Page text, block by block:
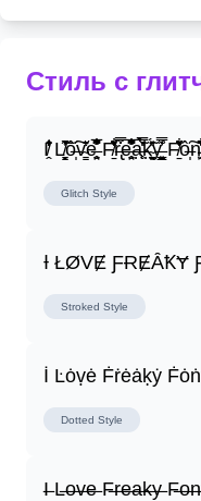
Стиль с
I̸̭̍̄̂̐̒̾̔ L̸̘̳̞̋̓̏̍͐͝ô̶̩͠v̴̳̔̈͛e̶̤̹̼̥͋͆̂̅͊̽͂ F̸̱̈̌͋̍̒̽r̶̢̅͒̿͒e̶̤̹̼̥͋͆̂̅͊̽͂a̶̛̜̥̜̣̔̓̉̿̌̃̀̅k̴͈͕̮͉̫̮̣̃̽̈́̔̎y̶̬͓͍͇̰͚͑̿̓͌
Glitch Style
Ɨ ŁØVɆ ƑɌɆȂꝀɎ
Stroked Style
İ Ŀȯṿė Ḟṙėȧḳẏ
Dotted Style
I̶ L̶o̶v̶e̶ F̶r̶e̶a̶k̶y̶